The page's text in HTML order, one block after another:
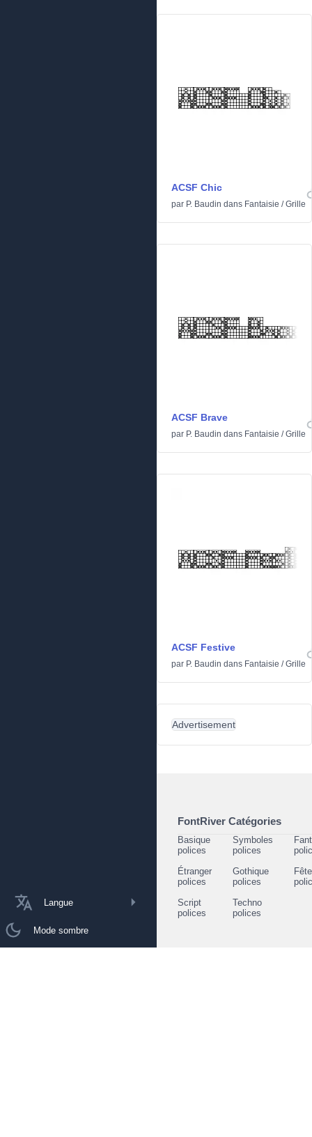
Langue
Mode sombre
ACSF Chic
par P. Baudin dans Fantaisie /Grille
ACSF Brave
par P. Baudin dans Fantaisie /Grille
ACSF Festive
par P. Baudin dans Fantaisie /Grille
Advertisement
FontRiver Catégories
Basique
polices
Symboles
polices
Étranger
polices
Gothique
polices
Script
polices
Techno
polices